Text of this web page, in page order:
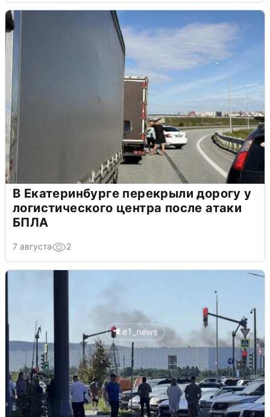
В Екатеринбурге перекрыли дорогу у
логистического центра после атаки
БПЛА
7 августа 2